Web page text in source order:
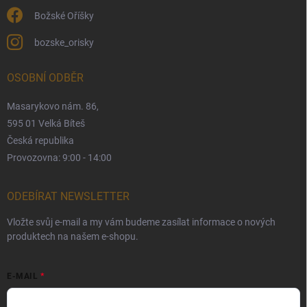
Božské Oříšky
bozske_orisky
OSOBNÍ ODBĚR
Masarykovo nám. 86,
595 01 Velká Bíteš
Česká republika
Provozovna: 9:00 - 14:00
ODEBÍRAT NEWSLETTER
Vložte svůj e-mail a my vám budeme zasílat informace o nových
produktech na našem e-shopu.
E-MAIL